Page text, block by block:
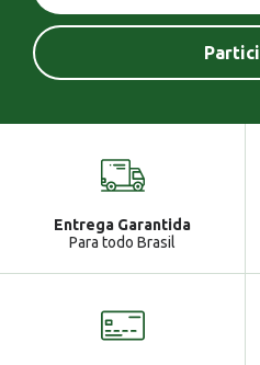
Entrega Garantida
Para todo Brasil
Você tem uma mensagem!
Ga Atendimento
Gabrielle